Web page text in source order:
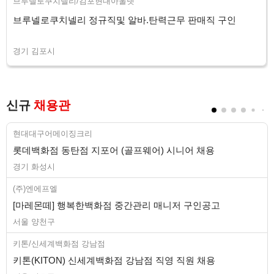
브루넬로쿠치넬리 정규직및 알바.탄력근무 판매직 구인
경기 김포시
신규 채용관
현대대구어메이징크리
롯데백화점 동탄점 지포어 (골프웨어) 시니어 채용
경기 화성시
(주)엔에프엘
[마레몬떼] 행복한백화점 중간관리 매니저 구인공고
서울 양천구
키톤/신세계백화점 강남점
키톤(KITON) 신세계백화점 강남점 직영 직원 채용